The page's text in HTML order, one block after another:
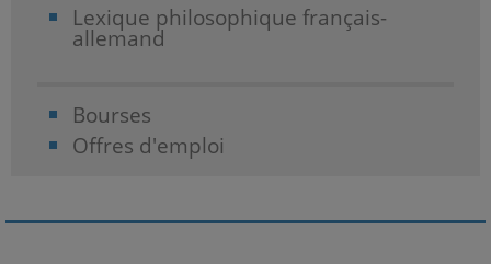
Lexique philosophique français-
allemand
Bourses
Offres d'emploi